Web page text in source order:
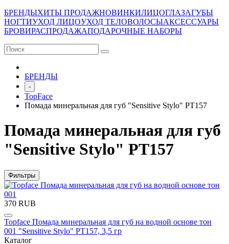
БРЕНДЫХИТЫ ПРОДАЖНОВИНКИЛИЦОГЛАЗАГУБЫ
НОГТИУХОД ЛИЦОУХОД ТЕЛОВОЛОСЫАКСЕССУАРЫ
БРОВИРАСПРОДАЖАПОДАРОЧНЫЕ НАБОРЫ
БРЕНДЫ
-
TopFace
Помада минеральная для губ "Sensitive Stylo" PT157
Помада минеральная для губ
"Sensitive Stylo" PT157
Фильтры
370 RUB
Topface Помада минеральная для губ на водной основе тон
001 "Sensitive Stylo" PT157, 3,5 гр
Каталог